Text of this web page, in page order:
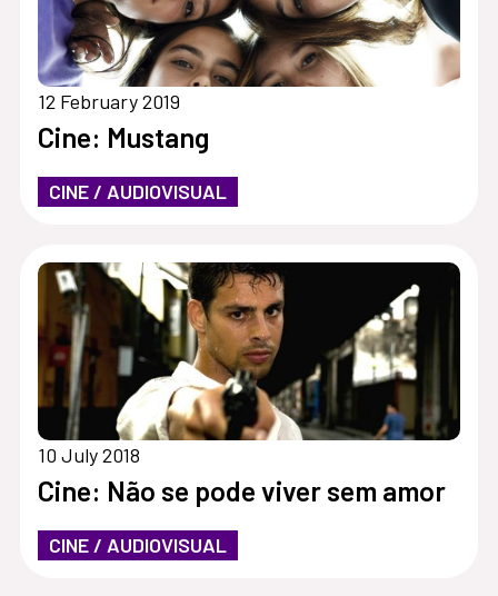
12 February 2019
Cine: Mustang
CINE / AUDIOVISUAL
10 July 2018
Cine: Não se pode viver sem amor
CINE / AUDIOVISUAL